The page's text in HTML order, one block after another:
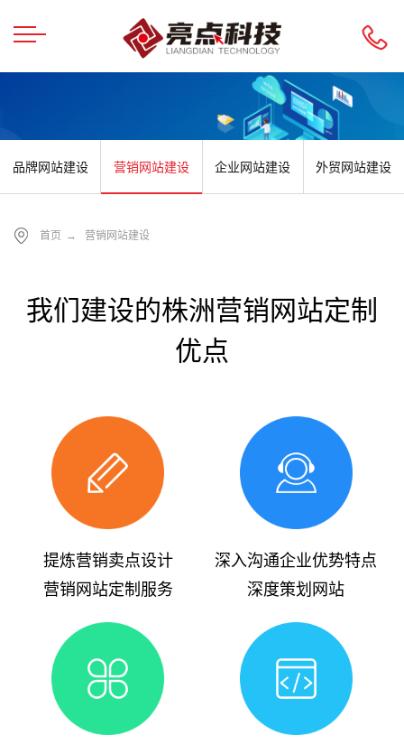
品牌网站建设 营销网站建设 企业网站建设 外贸网站建设
首页 → 营销网站建设
我们建设的株洲营销网站定制
优点
提炼营销卖点设计
营销网站定制服务
深入沟通企业优势特点
深度策划网站